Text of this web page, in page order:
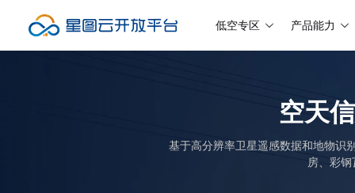
低空专区 产品能力
空天
基于高分辨率卫星遥感数据和地物识
房、彩